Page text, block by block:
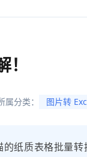
属分类： 图片转
纸质表格批量